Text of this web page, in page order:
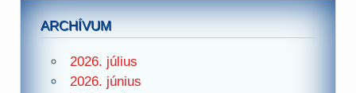
ARCHÍVUM
2026. július
2026. június